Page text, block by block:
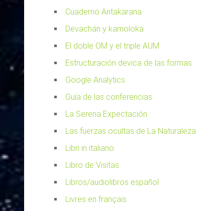
Cuaderno Antakarana
Devachán y kamoloka
El doble OM y el triple AUM
Estructuración devica de las formas
Google Analytics
Guía de las conferencias
La Serena Expectación
Las fuerzas ocultas de La Naturaleza
Libri in italiano
Libro de Visitas
Libros/audiolibros español
Livres en français